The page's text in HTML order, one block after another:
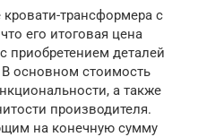
трансформера с
его итоговая цена
приобретением деталей
основном стоимость
а также
производителя.
на конечную сумму